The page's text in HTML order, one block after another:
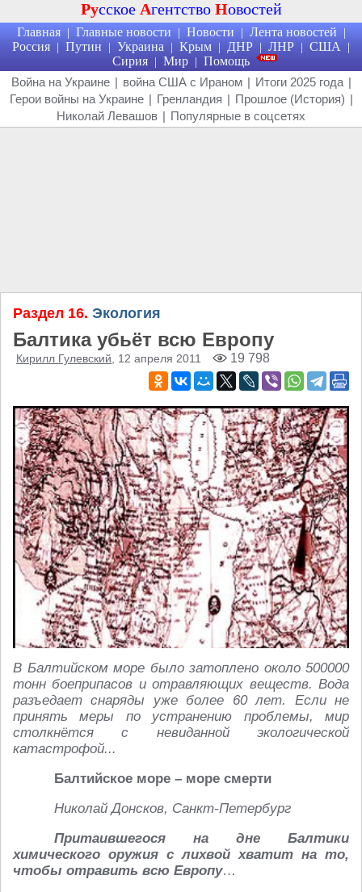
Русское Агентство Новостей
Главная | Главные новости | Новости | Лента новостей |
Россия | Путин | Украина | Крым | ДНР | ЛНР | США |
Сирия | Мир | Помощь
Война на Украине | война США с Ираном | Итоги 2025 года |
Герои войны на Украине | Гренландия | Прошлое (История) |
Николай Левашов | Популярные в соцсетях
Раздел 16. Экология
Балтика убьёт всю Европу
Кирилл Гулевский , 12 апреля 2011 19 798
В Балтийском море было затоплено около 500000
тонн боеприпасов и отравляющих веществ. Вода
разъедает снаряды уже более 60 лет. Если не
принять меры по устранению проблемы, мир
столкнётся с невиданной экологической
катастрофой...
Балтийское море – море смерти
Николай Донсков, Санкт-Петербург
Притаившегося на дне Балтики
химического оружия с лихвой хватит на то,
чтобы отравить всю Европу…